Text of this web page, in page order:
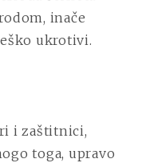
inače
ukrotivi.
i zaštitnici,
toga, upravo